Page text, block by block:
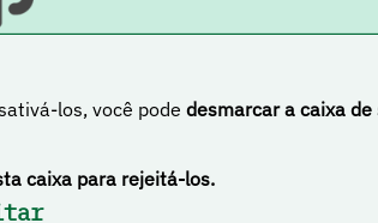
los, você pode desmarcar a caixa de
caixa para rejeitá-los.
PartilhaIgual 4.0 Internacional